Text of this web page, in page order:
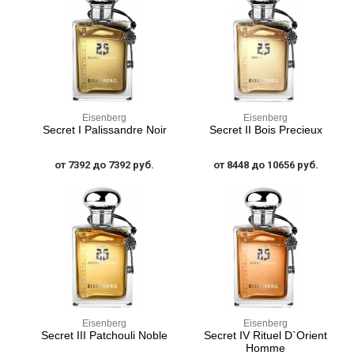
Eisenberg
Secret I Palissandre Noir
от 7392 до 7392 руб.
Eisenberg
Secret II Bois Precieux
от 8448 до 10656 руб.
Eisenberg
Secret III Patchouli Noble
Eisenberg
Secret IV Rituel D`Orient
Homme